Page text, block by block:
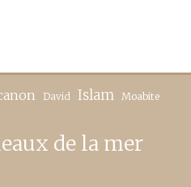
David Islam Moabite
de la mer